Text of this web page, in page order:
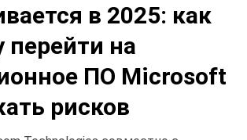
в 2025: как
перейти на
ПО Microsoft
рисков